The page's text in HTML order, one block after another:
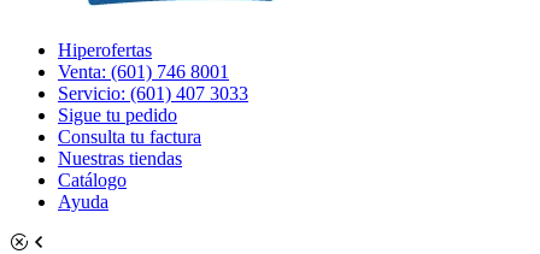
Hiperofertas
Venta: (601) 746 8001
Servicio: (601) 407 3033
Sigue tu pedido
Consulta tu factura
Nuestras tiendas
Catálogo
Ayuda